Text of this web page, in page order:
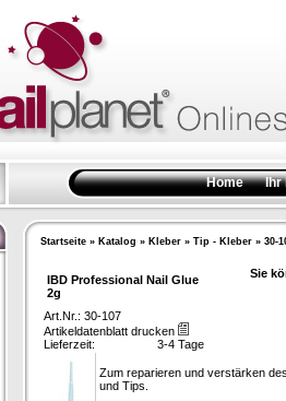
Home Ihr
Startseite » Katalog » Kleber » Tip - Kleber » 30-
IBD Professional Nail Glue
2g
Sie
Art.Nr.: 30-107
Artikeldatenblatt drucken
Lieferzeit:
3-4 Tage
Zum reparieren und verstärken
und Tips.